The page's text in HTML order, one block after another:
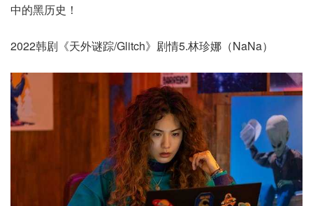
中的黑历史！
2022韩剧《天外谜踪/Glitch》剧情5.林珍娜（NaNa）